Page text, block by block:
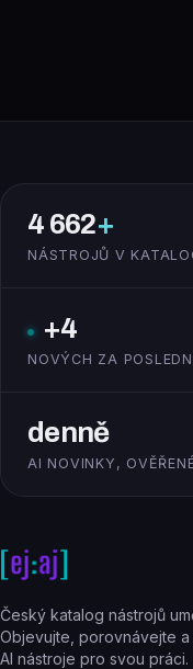
4 662+
NÁSTROJŮ V
+4
NOVÝCH ZA
denně
AI NOVINKY,
Český katalog nástrojů
Objevujte, porovnávejte
AI nástroje pro svou práci.